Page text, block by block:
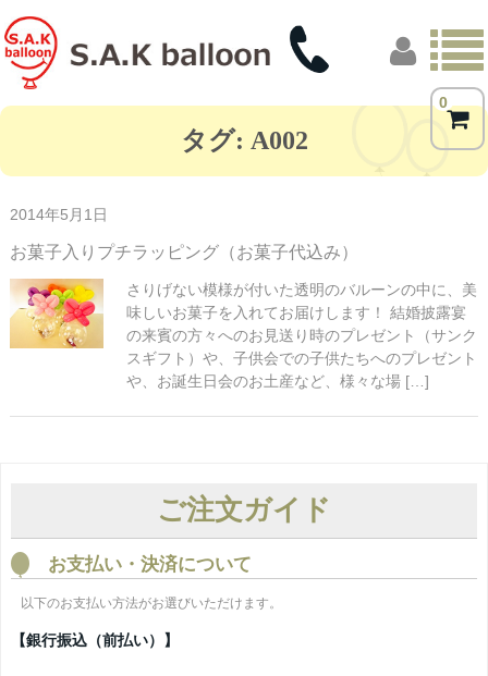
0
お客様の声
店舗概要
タグ: A002
2014年5月1日
お菓子入りプチラッピング（お菓子代込み）
さりげない模様が付いた透明のバルーンの中に、美
味しいお菓子を入れてお届けします！ 結婚披露宴
の来賓の方々へのお見送り時のプレゼント（サンク
スギフト）や、子供会での子供たちへのプレゼント
や、お誕生日会のお土産など、様々な場 […]
ご注文ガイド
お支払い・決済について
以下のお支払い方法がお選びいただけます。
【銀行振込（前払い）】